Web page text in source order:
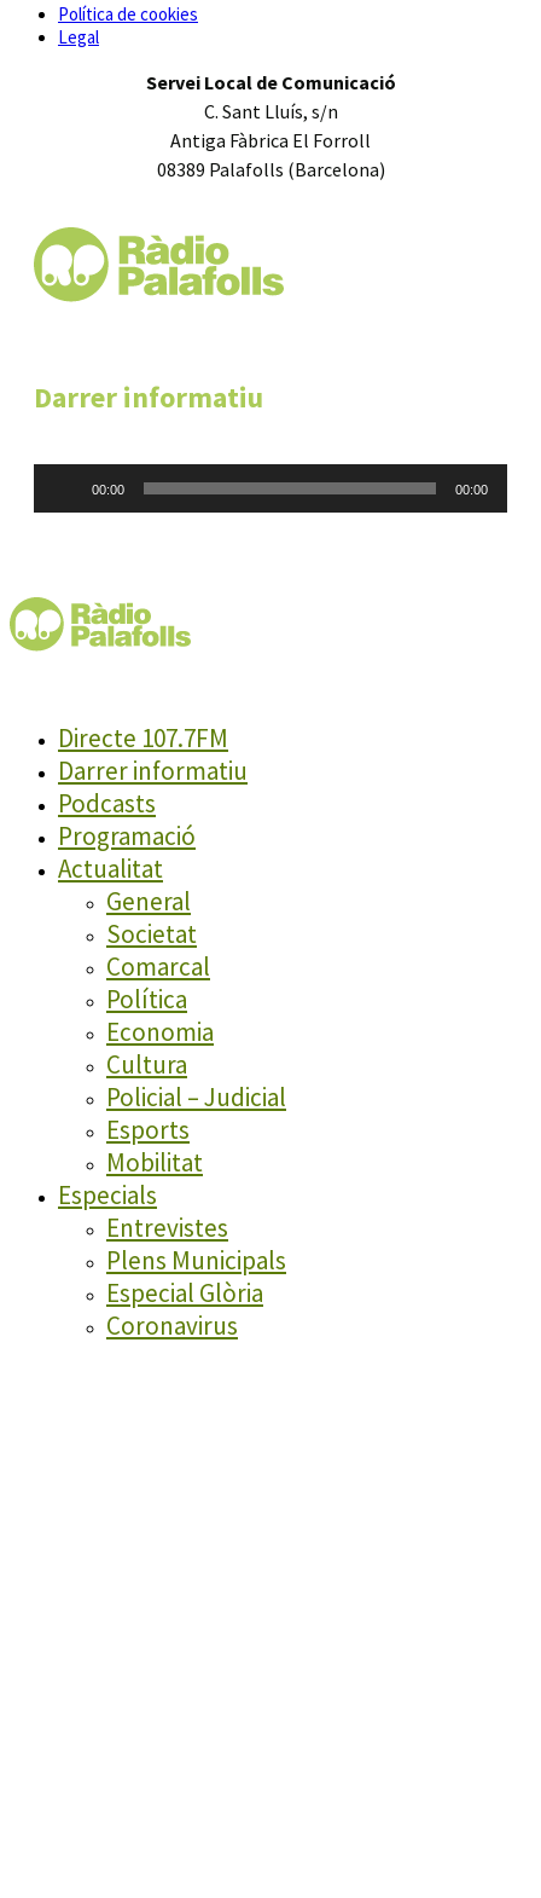
Política de cookies
Legal
Servei Local de Comunicació
C. Sant Lluís, s/n
Antiga Fàbrica El Forroll
08389 Palafolls (Barcelona)
Darrer informatiu
00:00 00:00
Directe 107.7FM
Darrer informatiu
Podcasts
Programació
Actualitat
General
Societat
Comarcal
Política
Economia
Cultura
Policial – Judicial
Esports
Mobilitat
Especials
Entrevistes
Plens Municipals
Especial Glòria
Coronavirus